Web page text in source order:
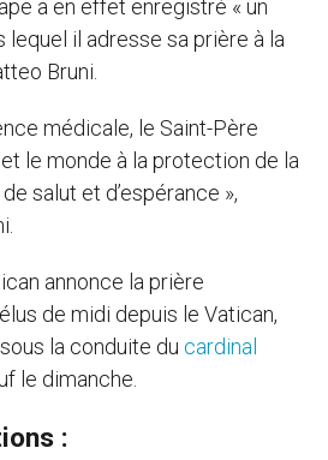
a en effet enregistré « un
lequel il adresse sa prière à la
Bruni.
médicale, le Saint-Père
le monde à la protection de la
salut et d’espérance »,
annonce la prière
de midi depuis le Vatican,
la conduite du cardinal
le dimanche.
: